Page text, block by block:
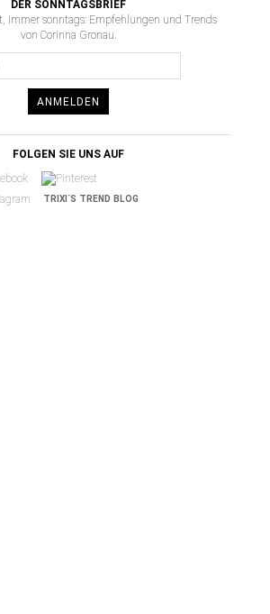
DER SONNTAGSBRIEF
immer sonntags: Empfehlungen und Trends
von Corinna Gronau.
ANMELDEN
FOLGEN SIE UNS AUF
TRIXI´S TREND BLOG